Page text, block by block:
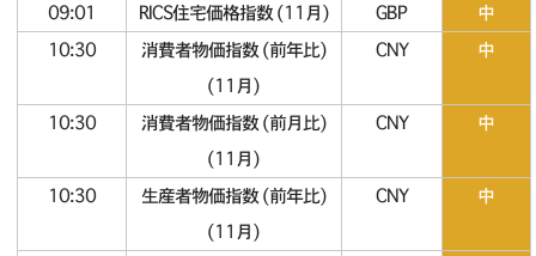
09:01 RICS住宅価格指数 (11月) GBP
中
10:30
消費者物価指数 (前年比)
(11月)
CNY 中
10:30
消費者物価指数 (前月比)
(11月)
CNY 中
10:30
生産者物価指数 (前年比)
(11月)
CNY 中